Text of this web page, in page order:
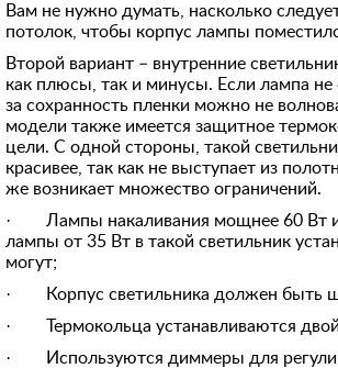
+791754***74
896851***98
+796715***87
98531***92
8 (964) 290-**-*3
8 (964) 764-**-*8
+792628***88
Вам не нужно думать, насколько
потолок, чтобы корпус лампы
Второй вариант – внутренние
как плюсы, так и минусы. Если лампа
за сохранность пленки можно не
модели также имеется защитное
цели. С одной стороны, такой
красивее, так как не выступает из
же возникает множество ограничений.
· Лампы накаливания мощнее 60 Вт и
лампы от 35 Вт в такой светильник
могут;
· Корпус светильника должен быть
· Термокольца устанавливаются
· Используются диммеры для